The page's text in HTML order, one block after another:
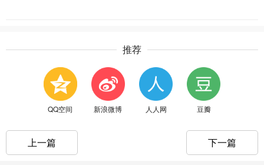
推荐
QQ空间 新浪微博 人人网 豆瓣
上一篇 下一篇